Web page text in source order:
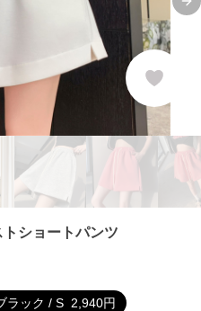
ショートパンツ
ラック / S 2,940円